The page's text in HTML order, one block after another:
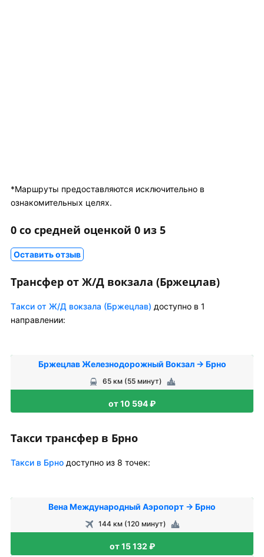
*Маршруты предоставляются исключительно в
ознакомительных целях.
0 со средней оценкой 0 из 5
Оставить отзыв
Трансфер от Ж/Д вокзала (Бржецлав)
Tакси от Ж/Д вокзала (Бржецлав) доступно в 1
направлении:
Бржецлав Железнодорожный Вокзал → Брно
65 км (55 минут)
от 10 594 ₽
Такси трансфер в Брно
Такси в Брно доступно из 8 точек:
Вена Международный Аэропорт → Брно
144 км (120 минут)
от 15 132 ₽